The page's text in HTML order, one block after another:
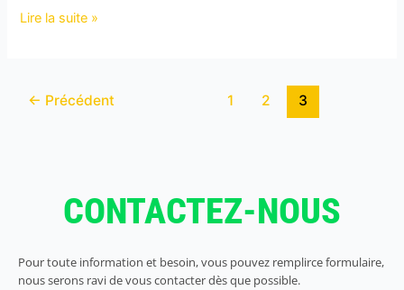
Lire la suite »
← Précédent 1 2 3
CONTACTEZ-NOUS
Pour toute information et besoin, vous pouvez remplirce formulaire,
nous serons ravi de vous contacter dès que possible.